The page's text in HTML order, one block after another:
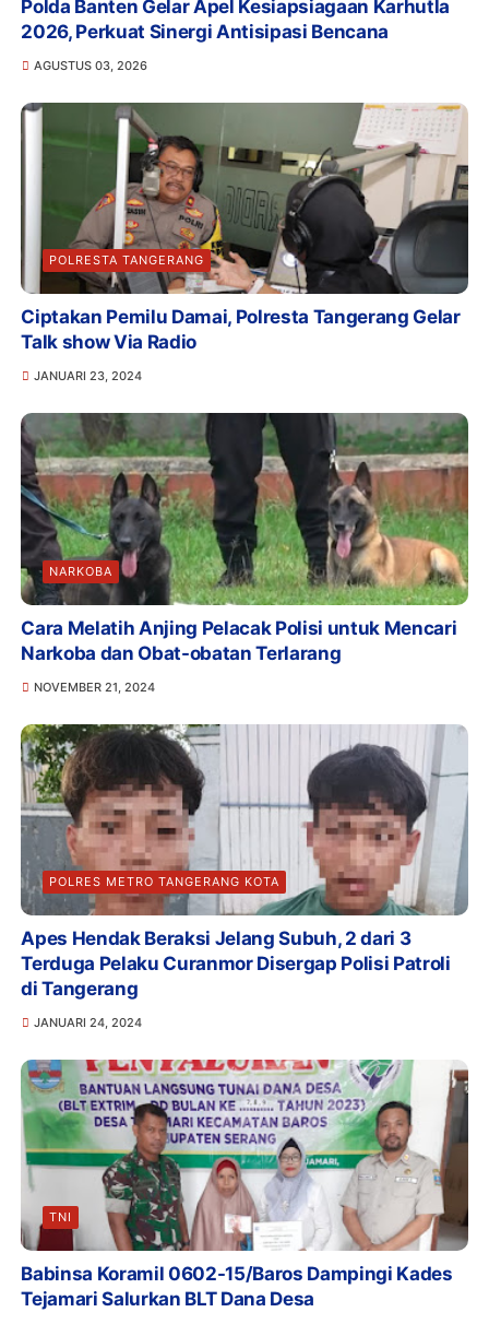
Polda Banten Gelar Apel Kesiapsiagaan Karhutla
2026, Perkuat Sinergi Antisipasi Bencana
AGUSTUS 03, 2026
POLRESTA TANGERANG
Ciptakan Pemilu Damai, Polresta Tangerang Gelar
Talk show Via Radio
JANUARI 23, 2024
NARKOBA
Cara Melatih Anjing Pelacak Polisi untuk Mencari
Narkoba dan Obat-obatan Terlarang
NOVEMBER 21, 2024
POLRES METRO TANGERANG KOTA
Apes Hendak Beraksi Jelang Subuh, 2 dari 3
Terduga Pelaku Curanmor Disergap Polisi Patroli
di Tangerang
JANUARI 24, 2024
TNI
Babinsa Koramil 0602-15/Baros Dampingi Kades
Tejamari Salurkan BLT Dana Desa